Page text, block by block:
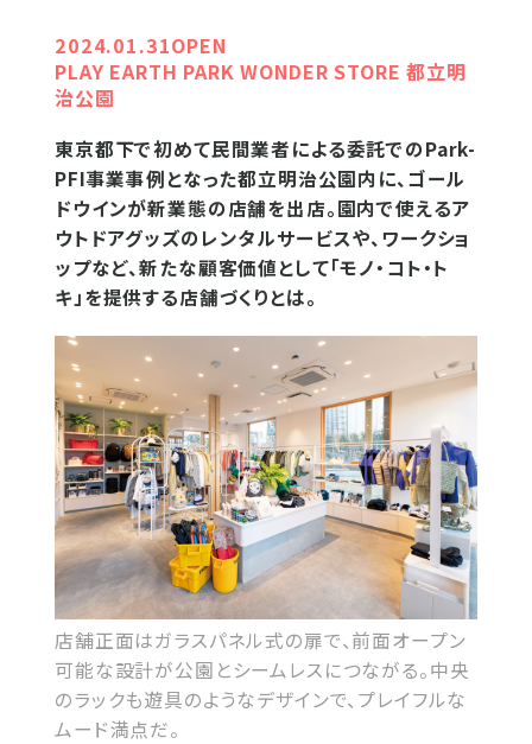
2024.01.31OPEN
PLAY EARTH PARK WONDER STORE 都立明
治公園
東京都下で初めて民間業者による委託でのPark-
PFI事業事例となった都立明治公園内に、ゴール
ドウインが新業態の店舗を出店。園内で使えるア
ウトドアグッズのレンタルサービスや、ワークショ
ップなど、新たな顧客価値として「モノ・コト・ト
キ」を提供する店舗づくりとは。
店舗正面はガラスパネル式の扉で、前面オープン
可能な設計が公園とシームレスにつながる。中央
のラックも遊具のようなデザインで、プレイフルな
ムード満点だ。